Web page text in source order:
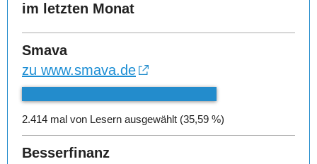
im letzten Monat
Smava
zu www.smava.de
2.414 mal von Lesern ausgewählt (35,59 %)
Besserfinanz